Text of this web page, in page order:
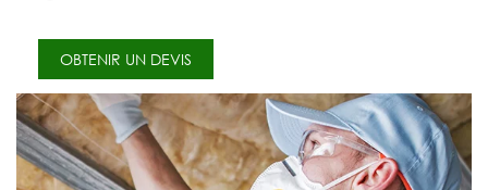
OBTENIR UN DEVIS